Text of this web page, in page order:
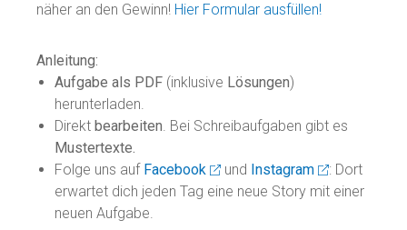
näher an den Gewinn! Hier Formular ausfüllen!
Anleitung:
Aufgabe als PDF (inklusive Lösungen)
herunterladen.
Direkt bearbeiten. Bei Schreibaufgaben gibt es
Mustertexte.
Folge uns auf Facebook und Instagram
: Dort
erwartet dich jeden Tag eine neue Story mit einer
neuen Aufgabe.